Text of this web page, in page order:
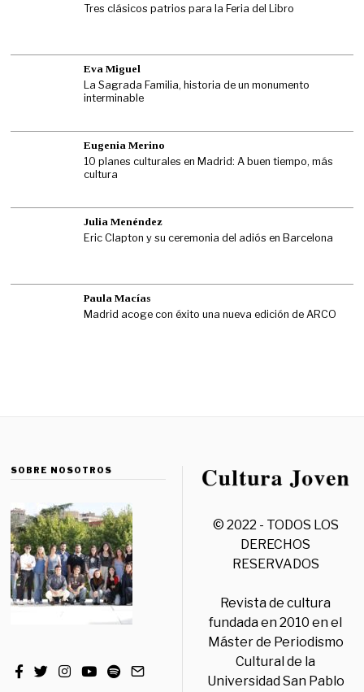
Tres clásicos patrios para la Feria del Libro
Eva Miguel
La Sagrada Familia, historia de un monumento
interminable
Eugenia Merino
10 planes culturales en Madrid: A buen tiempo, más
cultura
Julia Menéndez
Eric Clapton y su ceremonia del adiós en Barcelona
Paula Macías
Madrid acoge con éxito una nueva edición de ARCO
SOBRE NOSOTROS
© 2022 - TODOS LOS
DERECHOS
RESERVADOS
Revista de cultura
fundada en 2010 en el
Máster de Periodismo
Cultural de la
Universidad San Pablo